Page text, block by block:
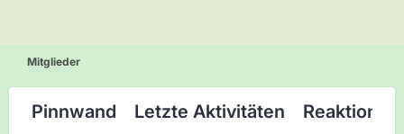
Mitglieder
Pinnwand Letzte Aktivitäten Reaktionen